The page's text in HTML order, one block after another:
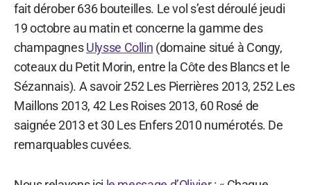
fait dérober 636 bouteilles. Le vol s’est déroulé jeudi
19 octobre au matin et concerne la gamme des
champagnesUlysse Collin (domaine situé à Congy,
coteaux du Petit Morin, entre la Côte des Blancs et le
Sézannais). A savoir 252 Les Pierrières 2013, 252 Les
Maillons 2013, 42 Les Roises 2013, 60 Rosé de
saignée 2013 et 30 Les Enfers 2010 numérotés. De
remarquables cuvées.